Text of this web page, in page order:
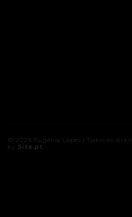
© 2026 Eugénia Lopes | Todos os
by Site.pt